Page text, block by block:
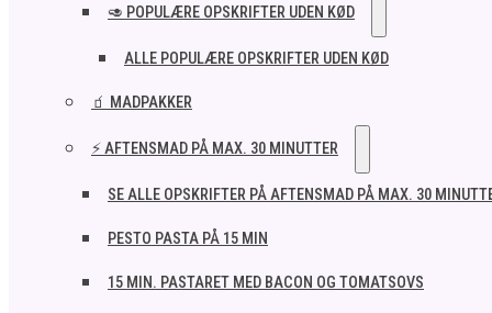
🥑 POPULÆRE OPSKRIFTER UDEN KØD
ALLE POPULÆRE OPSKRIFTER UDEN KØD
🧃 MADPAKKER
⚡ AFTENSMAD PÅ MAX. 30 MINUTTER
SE ALLE OPSKRIFTER PÅ AFTENSMAD PÅ MAX. 30
PESTO PASTA PÅ 15 MIN
15 MIN. PASTARET MED BACON OG TOMATSOVS